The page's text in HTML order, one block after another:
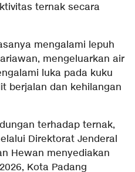
ternak secara
mengalami lepuh
mengeluarkan air
luka pada kuku
berjalan dan kehilangan
terhadap ternak,
Direktorat Jenderal
Hewan menyediakan
Kota Padang